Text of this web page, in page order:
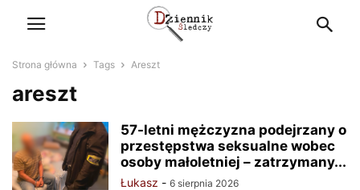
Strona główna Tags Areszt
areszt
57-letni mężczyzna podejrzany o
przestępstwa seksualne wobec
osoby małoletniej – zatrzymany...
Łukasz - 6 sierpnia 2026